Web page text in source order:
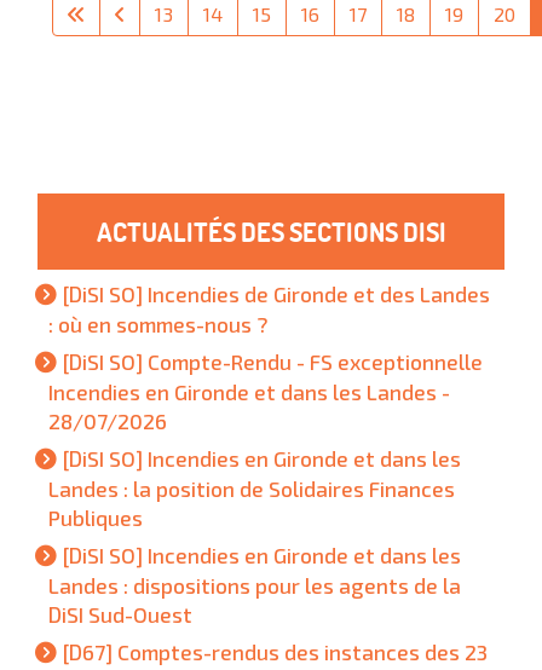
13 14 15 16 17 18 19 20
ACTUALITÉS DES SECTIONS DISI
[DiSI SO] Incendies de Gironde et des Landes
: où en sommes-nous ?
[DiSI SO] Compte-Rendu - FS exceptionnelle
Incendies en Gironde et dans les Landes -
28/07/2026
[DiSI SO] Incendies en Gironde et dans les
Landes : la position de Solidaires Finances
Publiques
[DiSI SO] Incendies en Gironde et dans les
Landes : dispositions pour les agents de la
DiSI Sud-Ouest
[D67] Comptes-rendus des instances des 23